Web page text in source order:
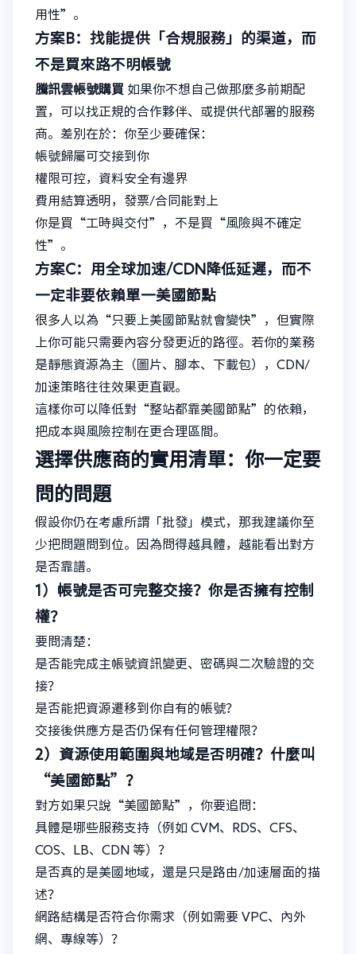
用性”。
方案B：找能提供「合規服務」的渠道，而
不是買來路不明帳號
騰訊雲帳號購買 如果你不想自己做那麼多前期配
置，可以找正規的合作夥伴、或提供代部署的服務
商。差別在於：你至少要確保：
帳號歸屬可交接到你
權限可控，資料安全有邊界
費用結算透明，發票/合同能對上
你是買“工時與交付”，不是買“風險與不確定
性”。
方案C：用全球加速/CDN降低延遲，而不
一定非要依賴單一美國節點
很多人以為“只要上美國節點就會變快”，但實際
上你可能只需要內容分發更近的路徑。若你的業務
是靜態資源為主（圖片、腳本、下載包），CDN/
加速策略往往效果更直觀。
這樣你可以降低對“整站都靠美國節點”的依賴，
把成本與風險控制在更合理區間。
選擇供應商的實用清單：你一定要
問的問題
假設你仍在考慮所謂「批發」模式，那我建議你至
少把問題問到位。因為問得越具體，越能看出對方
是否靠譜。
1）帳號是否可完整交接？你是否擁有控制
權？
要問清楚：
是否能完成主帳號資訊變更、密碼與二次驗證的交
接？
是否能把資源遷移到你自有的帳號？
交接後供應方是否仍保有任何管理權限？
2）資源使用範圍與地域是否明確？什麼叫
“美國節點”？
對方如果只說“美國節點”，你要追問：
具體是哪些服務支持（例如 CVM、RDS、CFS、
COS、LB、CDN 等）？
是否真的是美國地域，還是只是路由/加速層面的描
述？
網路結構是否符合你需求（例如需要 VPC、內外
網、專線等）？